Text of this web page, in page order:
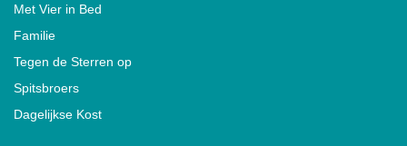
Met Vier in Bed
Familie
Tegen de Sterren op
Spitsbroers
Dagelijkse Kost